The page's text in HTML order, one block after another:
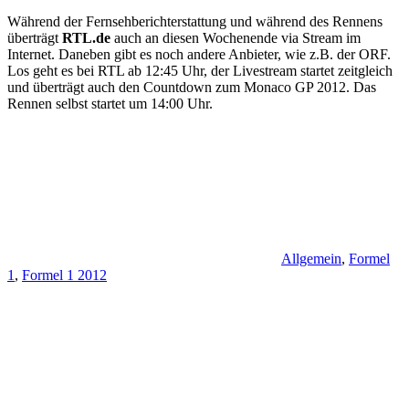
Während der Fernsehberichterstattung und während des Rennens
überträgt RTL.de auch an diesen Wochenende via Stream im
Internet. Daneben gibt es noch andere Anbieter, wie z.B. der ORF.
Los geht es bei RTL ab 12:45 Uhr, der Livestream startet zeitgleich
und überträgt auch den Countdown zum Monaco GP 2012. Das
Rennen selbst startet um 14:00 Uhr.
Allgemein, Formel
1 , Formel 1 2012